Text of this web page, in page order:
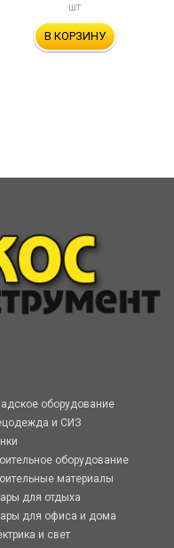
шт
В КОРЗИНУ
оборудование
и СИЗ
оборудование
материалы
для отдыха
для офиса и дома
и свет